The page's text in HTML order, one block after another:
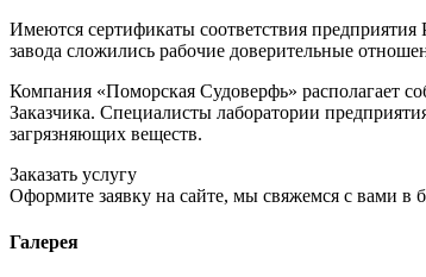
Имеются сертификаты соответствия предприятия
завода сложились рабочие доверительные
Компания «Поморская Судоверфь» располагает
Заказчика. Специалисты лаборатории
загрязняющих веществ.
Заказать услугу
Оформите заявку на сайте, мы свяжемся с вами
Галерея